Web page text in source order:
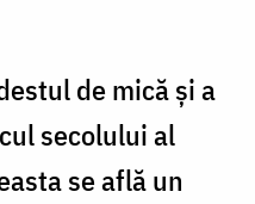
de mică şi a
secolului al
se află un